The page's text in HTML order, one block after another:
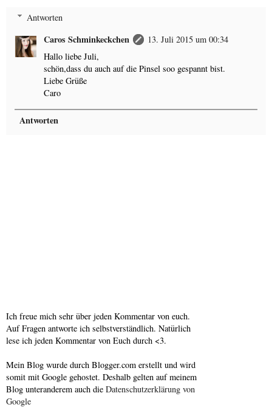
Antworten
Caros Schminkeckchen
13. Juli 2015 um 00:34
Hallo liebe Juli,
schön,dass du auch auf die Pinsel soo gespannt bist.
Liebe Grüße
Caro
Antworten
Ich freue mich sehr über jeden Kommentar von euch.
Auf Fragen antworte ich selbstverständlich. Natürlich
lese ich jeden Kommentar von Euch durch <3.
Mein Blog wurde durch Blogger.com erstellt und wird
somit mit Google gehostet. Deshalb gelten auf meinem
Blog unteranderem auch die Datenschutzerklärung von
Google